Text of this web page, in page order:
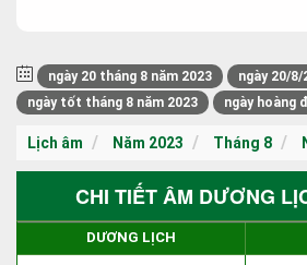
ngày 20 tháng 8 năm 2023
ngày 20/8/
ngày tốt tháng 8 năm 2023
ngày hoàng
Lịch âm Năm 2023 Tháng 8
CHI TIẾT ÂM DƯƠNG
DƯƠNG LỊCH